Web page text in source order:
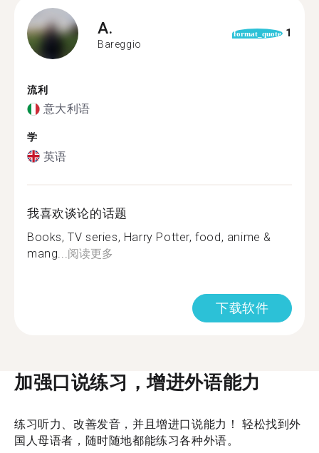
A.
Bareggio
format_quote 1
流利
意大利语
学
英语
我喜欢谈论的话题
Books, TV series, Harry Potter, food, anime &
mang... 阅读更多
下载软件
加强口说练习，增进外语能力
练习听力、改善发音，并且增进口说能力！ 轻松找到外
国人母语者，随时随地都能练习各种外语。